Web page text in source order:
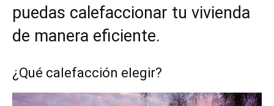
puedas calefaccionar tu vivienda
de manera eficiente.
¿Qué calefacción elegir?